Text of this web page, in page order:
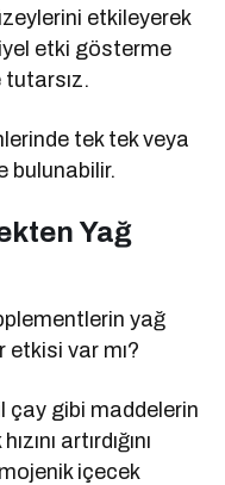
etkileyerek
etki gösterme
tutarsız.
tek tek veya
bulunabilir.
Yağ
yağ
etkisi var mı?
çay gibi maddelerin
artırdığını
içecek